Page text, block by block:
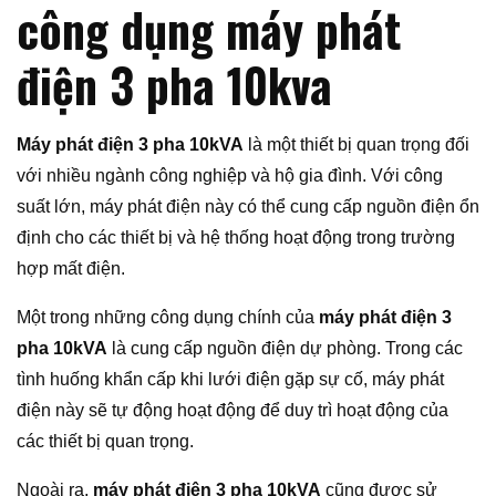
công dụng máy phát
điện 3 pha 10kva
Máy phát điện 3 pha 10kVA là một thiết bị quan trọng đối
với nhiều ngành công nghiệp và hộ gia đình. Với công
suất lớn, máy phát điện này có thể cung cấp nguồn điện ổn
định cho các thiết bị và hệ thống hoạt động trong trường
hợp mất điện.
Một trong những công dụng chính của máy phát điện 3
pha 10kVA là cung cấp nguồn điện dự phòng. Trong các
tình huống khẩn cấp khi lưới điện gặp sự cố, máy phát
điện này sẽ tự động hoạt động để duy trì hoạt động của
các thiết bị quan trọng.
Ngoài ra, máy phát điện 3 pha 10kVA cũng được sử